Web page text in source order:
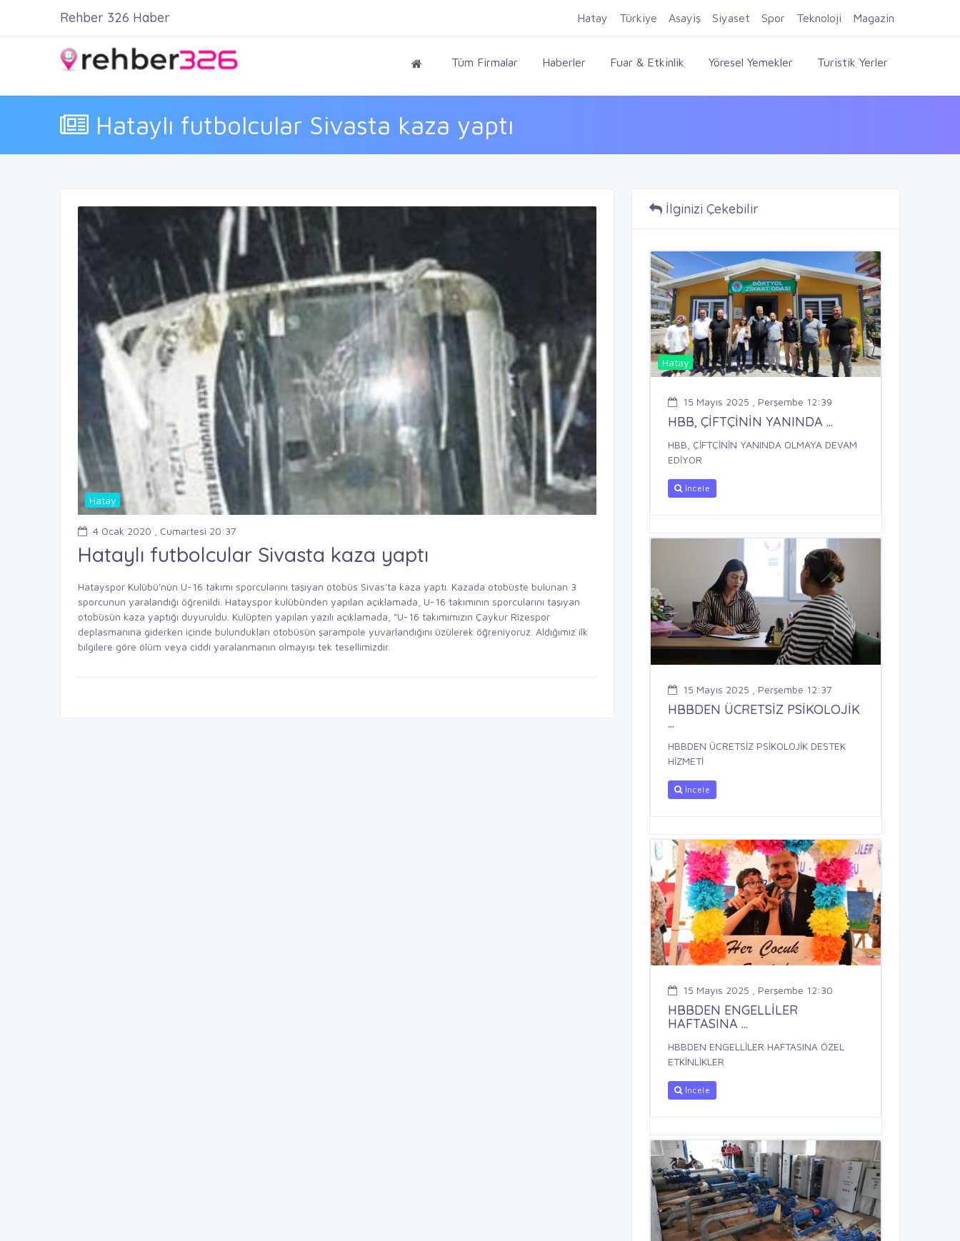
Firma Ekle Kayıt Ol Giriş Yap
Tüm Firmalar Haberler Fuar & Etkinlik Yöresel Yemekler Turistik Yerler
Hataylı futbolcular Sivasta kaza yaptı
Rehber 326 Haber Hatay Türkiye Asayiş Siyaset Spor Teknoloji Magazin
Hatay
4 Ocak 2020 , Cumartesi 20:37
Hataylı futbolcular Sivasta kaza yaptı
Hatayspor Kulübü'nün U-16 takımı sporcularını taşıyan otobüs Sivas'ta kaza yaptı. Kazada otobüste bulunan 3
sporcunun yaralandığı öğrenildi. Hatayspor kulübünden yapılan açıklamada, U-16 takımının sporcularını taşıyan
otobüsün kaza yaptığı duyuruldu. Kulüpten yapılan yazılı açıklamada, "U-16 takımımızın Çaykur Rizespor
deplasmanına giderken içinde bulundukları otobüsün şarampole yuvarlandığını üzülerek öğreniyoruz. Aldığımız ilk
bilgilere göre ölüm veya ciddi yaralanmanın olmayışı tek tesellimizdir.
İlginizi Çekebilir
Hatay
15 Mayıs 2025 , Perşembe 12:39
HBB, ÇİFTÇİNİN YANINDA ...
HBB, ÇİFTÇİNİN YANINDA OLMAYA DEVAM
EDİYOR
İncele
15 Mayıs 2025 , Perşembe 12:37
HBBDEN ÜCRETSİZ PSİKOLOJİK
...
HBBDEN ÜCRETSİZ PSİKOLOJİK DESTEK
HİZMETİ
İncele
15 Mayıs 2025 , Perşembe 12:30
HBBDEN ENGELLİLER
HAFTASINA ...
HBBDEN ENGELLİLER HAFTASINA ÖZEL
ETKİNLİKLER
İncele